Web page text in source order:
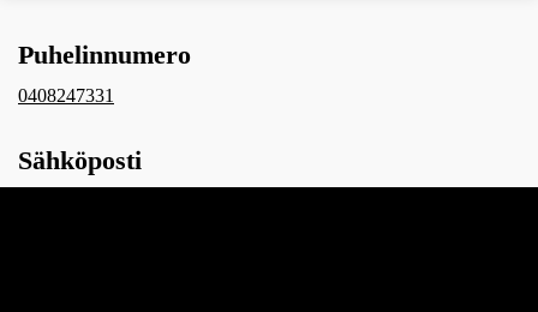
Puhelinnumero
0408247331
Sähköposti